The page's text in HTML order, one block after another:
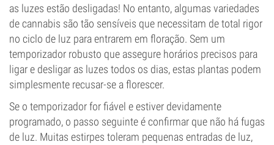
as luzes estão desligadas! No entanto, algumas variedades
de cannabis são tão sensíveis que necessitam de total rigor
no ciclo de luz para entrarem em floração. Sem um
temporizador robusto que assegure horários precisos para
ligar e desligar as luzes todos os dias, estas plantas podem
simplesmente recusar-se a florescer.
Se o temporizador for fiável e estiver devidamente
programado, o passo seguinte é confirmar que não há fugas
de luz. Muitas estirpes toleram pequenas entradas de luz,